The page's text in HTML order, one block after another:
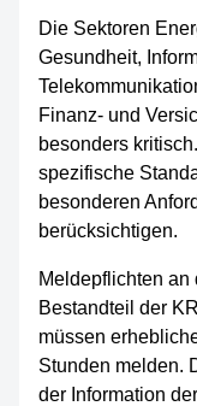
Die Sektoren
Gesundheit,
Finanz- und
besonders
spezifische
besonderen
berücksichtigen.
Meldepflichten an
Bestandteil der
müssen
Stunden melden.
der Information